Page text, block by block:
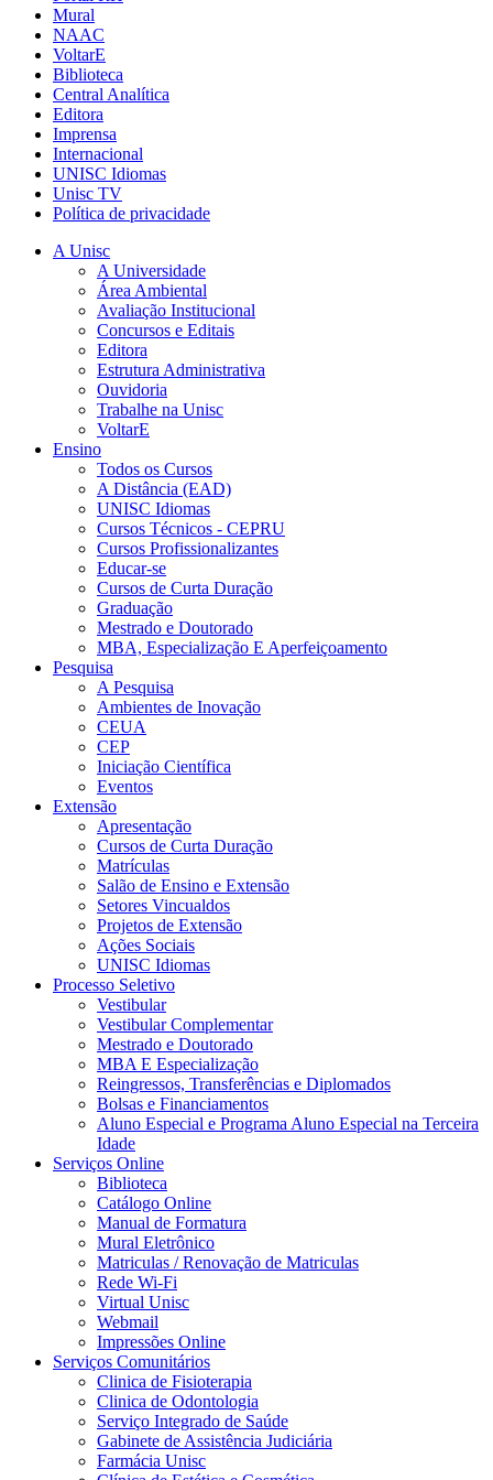
Mural
NAAC
VoltarE
Biblioteca
Central Analítica
Editora
Imprensa
Internacional
UNISC Idiomas
Unisc TV
Política de privacidade
A Unisc
A Universidade
Área Ambiental
Avaliação Institucional
Concursos e Editais
Editora
Estrutura Administrativa
Ouvidoria
Trabalhe na Unisc
VoltarE
Ensino
Todos os Cursos
A Distância (EAD)
UNISC Idiomas
Cursos Técnicos - CEPRU
Cursos Profissionalizantes
Educar-se
Cursos de Curta Duração
Graduação
Mestrado e Doutorado
MBA, Especialização E Aperfeiçoamento
Pesquisa
A Pesquisa
Ambientes de Inovação
CEUA
CEP
Iniciação Científica
Eventos
Extensão
Apresentação
Cursos de Curta Duração
Matrículas
Salão de Ensino e Extensão
Setores Vincualdos
Projetos de Extensão
Ações Sociais
UNISC Idiomas
Processo Seletivo
Vestibular
Vestibular Complementar
Mestrado e Doutorado
MBA E Especialização
Reingressos, Transferências e Diplomados
Bolsas e Financiamentos
Aluno Especial e Programa Aluno Especial na Terceira
Idade
Serviços Online
Biblioteca
Catálogo Online
Manual de Formatura
Mural Eletrônico
Matriculas / Renovação de Matriculas
Rede Wi-Fi
Virtual Unisc
Webmail
Impressões Online
Serviços Comunitários
Clinica de Fisioterapia
Clinica de Odontologia
Serviço Integrado de Saúde
Gabinete de Assistência Judiciária
Farmácia Unisc